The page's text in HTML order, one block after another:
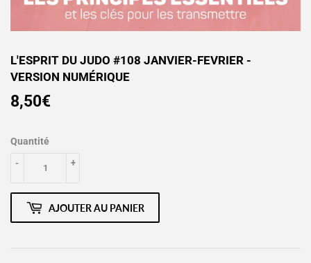
L'ESPRIT DU JUDO #108 JANVIER-FEVRIER -
VERSION NUMÉRIQUE
8,50€
Quantité
+
-
AJOUTER AU PANIER